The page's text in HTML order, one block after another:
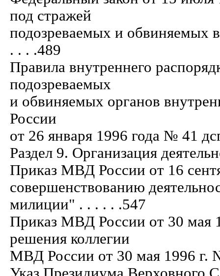
под стражей
подозреваемых и обвиняемых
. . . .489
Правила внутреннего
подозреваемых
и обвиняемых органов
России
от 26 января 1996 года № 41
Раздел 9. Организация
Приказ МВД России от 16
совершенствованию
милиции" . . . . . .547
Приказ МВД России от 30 мая
решения коллегии
МВД России от 30 мая 1996 г.